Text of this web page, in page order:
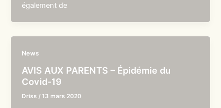
également de
News
AVIS AUX PARENTS – Épidémie du
Covid-19
Driss /13 mars 2020